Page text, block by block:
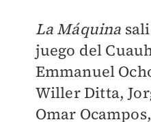
La Máquina
juego del
Emmanuel
Willer Ditta,
Omar